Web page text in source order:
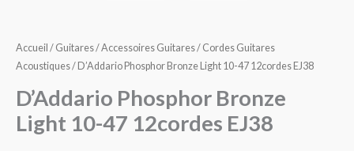
Accueil / Guitares/Accessoires Guitares/ Cordes Guitares
Acoustiques/ D’Addario Phosphor Bronze Light 10-47 12cordes EJ38
D’Addario Phosphor Bronze
Light 10-47 12cordes EJ38